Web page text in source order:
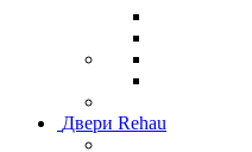
Двери Rehau